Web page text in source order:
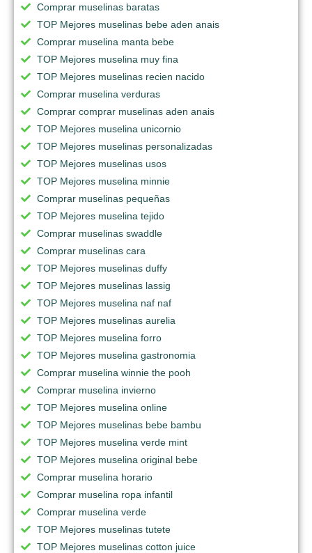
Comprar muselinas baratas
TOP Mejores muselinas bebe aden anais
Comprar muselina manta bebe
TOP Mejores muselina muy fina
TOP Mejores muselinas recien nacido
Comprar muselina verduras
Comprar comprar muselinas aden anais
TOP Mejores muselina unicornio
TOP Mejores muselinas personalizadas
TOP Mejores muselinas usos
TOP Mejores muselina minnie
Comprar muselinas pequeñas
TOP Mejores muselina tejido
Comprar muselinas swaddle
Comprar muselinas cara
TOP Mejores muselinas duffy
TOP Mejores muselinas lassig
TOP Mejores muselina naf naf
TOP Mejores muselinas aurelia
TOP Mejores muselina forro
TOP Mejores muselina gastronomia
Comprar muselina winnie the pooh
Comprar muselina invierno
TOP Mejores muselina online
TOP Mejores muselinas bebe bambu
TOP Mejores muselina verde mint
TOP Mejores muselina original bebe
Comprar muselina horario
Comprar muselina ropa infantil
Comprar muselina verde
TOP Mejores muselinas tutete
TOP Mejores muselinas cotton juice